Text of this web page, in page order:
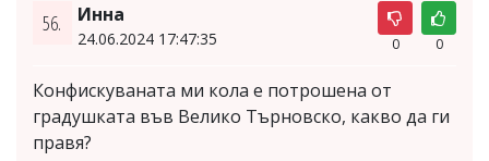
56. Инна
24.06.2024 17:47:35 0 0
Конфискуваната ми кола е потрошена от
градушката във Велико Търновско, какво да ги
правя?